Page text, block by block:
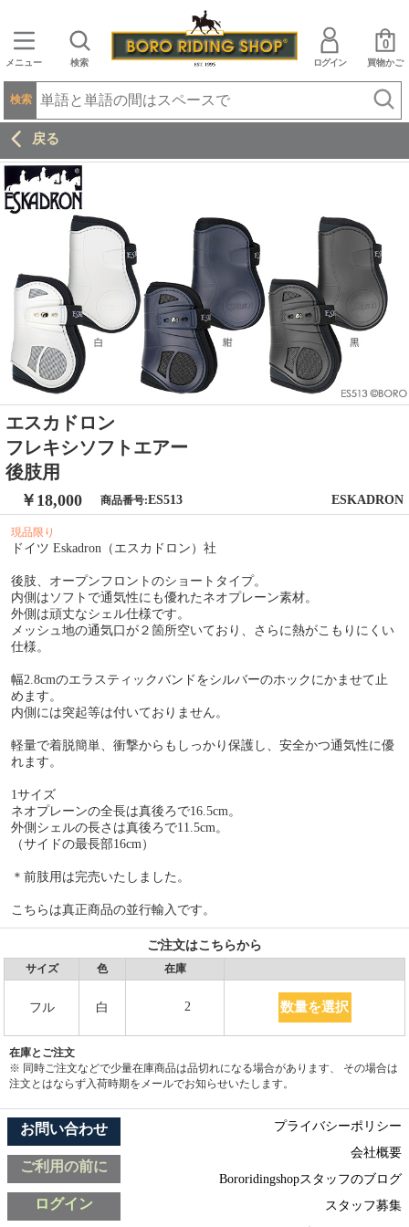
メニュー 検索 ログイン 買物かご
0
検索
戻る
エスカドロン
フレキシソフトエアー
後肢用
￥18,000 商品番号:ES513 ESKADRON
現品限り
ドイツ Eskadron（エスカドロン）社
後肢、オープンフロントのショートタイプ。
内側はソフトで通気性にも優れたネオプレーン素材。
外側は頑丈なシェル仕様です。
メッシュ地の通気口が２箇所空いており、さらに熱がこもりにくい
仕様。
幅2.8cmのエラスティックバンドをシルバーのホックにかませて止
めます。
内側には突起等は付いておりません。
軽量で着脱簡単、衝撃からもしっかり保護し、安全かつ通気性に優
れます。
1サイズ
ネオプレーンの全長は真後ろで16.5cm。
外側シェルの長さは真後ろで11.5cm。
（サイドの最長部16cm）
＊前肢用は完売いたしました。
こちらは真正商品の並行輸入です。
ご注文はこちらから
サイズ 色 在庫
フル 白 2 数量を選択
在庫とご注文
※ 同時ご注文などで少量在庫商品は品切れになる場合があります、 その場合は
注文とはならず入荷時期をメールでお知らせいたします。
お問い合わせ
ご利用の前に
ログイン
プライバシーポリシー
会社概要
Bororidingshopスタッフのブログ
スタッフ募集